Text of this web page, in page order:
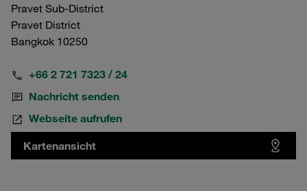
Pravet Sub-District
Pravet District
Bangkok 10250
+66 2 721 7323 / 24
Nachricht senden
Webseite aufrufen
Kartenansicht